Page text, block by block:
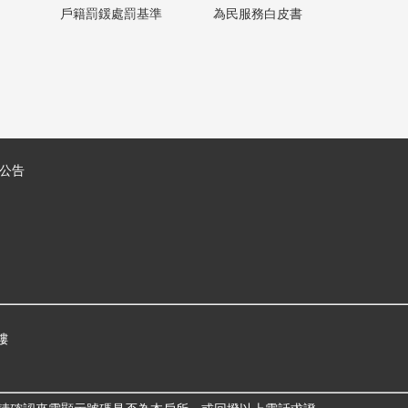
戶籍罰鍰處罰基準 為民服務白皮書
告